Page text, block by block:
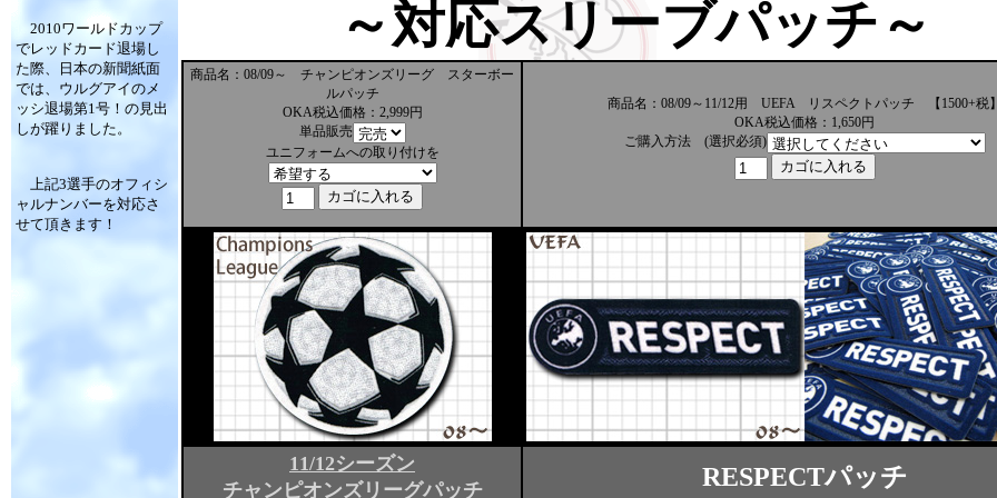
2010ワールドカップ
でレッドカード退場し
た際、日本の新聞紙面
では、ウルグアイのメ
ッシ退場第1号！の見出
しが躍りました。
上記3選手のオフィシ
ャルナンバーを対応さ
せて頂きます！
～対応スリーブパッチ～
商品名：08/09～ チャンピオンズリーグ スターボー
ルパッチ
OKA税込価格：2,999円
単品販売
ユニフォームへの取り付けを
商品名：08/09～11/12用 UEFA リスペクトパッチ 【1500+税
OKA税込価格：1,650円
ご購入方法 (選択必須)
11/12シーズン
チャンピオンズリーグパッチ
RESPECTパッチ